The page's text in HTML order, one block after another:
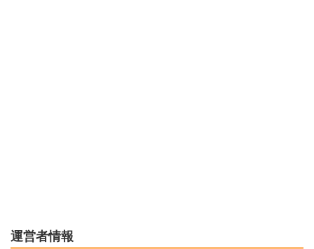
運営者情報